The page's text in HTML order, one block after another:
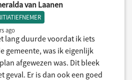
van Laanen
ago
lang duurde voordat ik iets
gemeente, was ik eigenlijk
afgewezen was. Dit bleek
geval. Er is dan ook een goed